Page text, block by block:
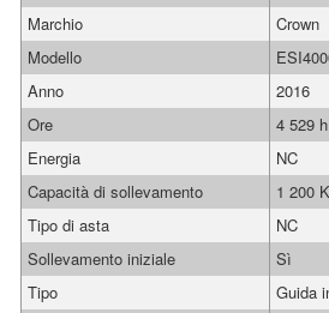
Marchio
Crown
Modello
Anno
2016
Ore
4 529 h
Energia
NC
Capacità di sollevamento
1 200
Tipo di asta
NC
Sollevamento iniziale
Sì
Tipo
Guida